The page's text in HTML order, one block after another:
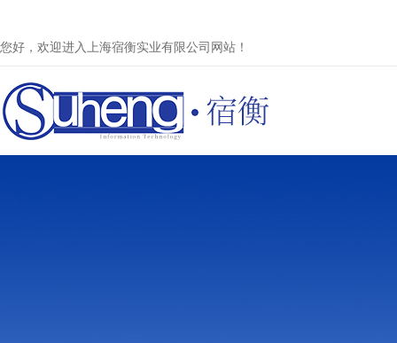
您好，欢迎进入上海宿衡实业有限公司网站！